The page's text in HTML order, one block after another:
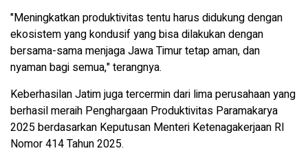
"Meningkatkan produktivitas tentu harus didukung dengan
ekosistem yang kondusif yang bisa dilakukan dengan
bersama-sama menjaga Jawa Timur tetap aman, dan
nyaman bagi semua," terangnya.
Keberhasilan Jatim juga tercermin dari lima perusahaan yang
berhasil meraih Penghargaan Produktivitas Paramakarya
2025 berdasarkan Keputusan Menteri Ketenagakerjaan RI
Nomor 414 Tahun 2025.